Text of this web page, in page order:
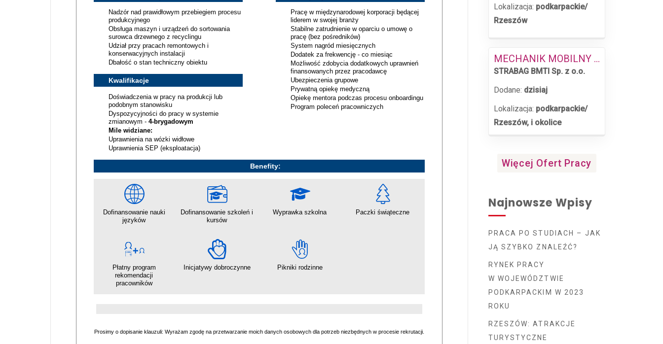
Nadzór nad prawidłowym przebiegiem procesu
produkcyjnego
Obsługa maszyn i urządzeń do sortowania
surowca drzewnego z recyclingu
Udział przy pracach remontowych i
konserwacyjnych instalacji
Dbałość o stan techniczny obiektu
Kwalifikacje
Doświadczenia w pracy na produkcji lub
podobnym stanowisku
Dyspozycyjności do pracy w systemie
zmianowym - 4-brygadowym
Mile widziane:
Uprawnienia na wózki widłowe
Uprawnienia SEP (eksploatacja)
Pracę w międzynarodowej korporacji będącej
liderem w swojej branży
Stabilne zatrudnienie w oparciu o umowę o
pracę (bez pośredników)
System nagród miesięcznych
Dodatek za frekwencję - co miesiąc
Możliwość zdobycia dodatkowych uprawnień
finansowanych przez pracodawcę
Ubezpieczenia grupowe
Prywatną opiekę medyczną
Opiekę mentora podczas procesu onboardingu
Program poleceń pracowniczych
Benefity:
Dofinansowanie nauki
języków
Dofinansowanie szkoleń i
kursów
Wyprawka szkolna Paczki świąteczne
Płatny program
rekomendacji
pracowników
Inicjatywy dobroczynne Pikniki rodzinne
Prosimy o dopisanie klauzuli: Wyrażam zgodę na przetwarzanie moich danych osobowych dla potrzeb niezbędnych w procesie rekrutacji.
Lokalizacja: podkarpackie/
Rzeszów
MECHANIK MOBILNY MASZYN BUDOWLANYCH (M/K)
STRABAG BMTI Sp. z o.o.
Dodane: dzisiaj
Lokalizacja: podkarpackie/
Rzeszów, i okolice
Więcej Ofert Pracy
Najnowsze Wpisy
PRACA PO STUDIACH – JAK
JĄ SZYBKO ZNALEŹĆ?
RYNEK PRACY
W WOJEWÓDZTWIE
PODKARPACKIM W 2023
ROKU
RZESZÓW: ATRAKCJE
TURYSTYCZNE